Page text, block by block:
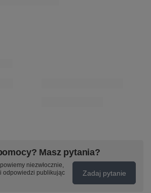
Masz pytania?
niezwłocznie,
odpowiedzi publikując
Zadaj pytanie